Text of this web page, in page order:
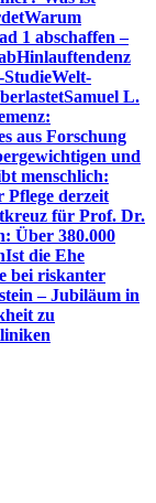
Warum
1 abschaffen –
Hinlauftendenz
StudieWelt-
Samuel L.
aus Forschung
und
menschlich:
derzeit
für Prof. Dr.
Über 380.000
Ist die Ehe
bei riskanter
– Jubiläum in
zu